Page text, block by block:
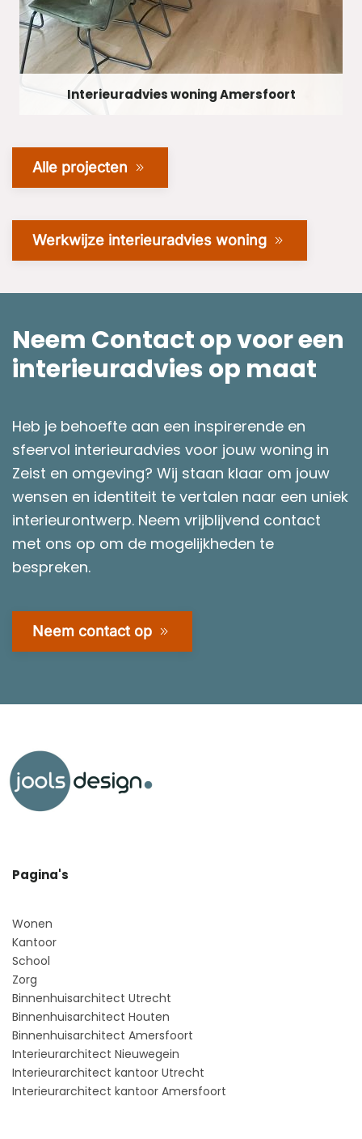
Interieuradvies woning Amersfoort
Alle projecten
Werkwijze interieuradvies woning
Neem Contact op voor een
interieuradvies op maat
Heb je behoefte aan een inspirerende en
sfeervol interieuradvies voor jouw woning in
Zeist en omgeving? Wij staan klaar om jouw
wensen en identiteit te vertalen naar een uniek
interieurontwerp. Neem vrijblijvend contact
met ons op om de mogelijkheden te
bespreken.
Neem contact op
Pagina's
Wonen
Kantoor
School
Zorg
Binnenhuisarchitect Utrecht
Binnenhuisarchitect Houten
Binnenhuisarchitect Amersfoort
Interieurarchitect Nieuwegein
Interieurarchitect kantoor Utrecht
Interieurarchitect kantoor Amersfoort